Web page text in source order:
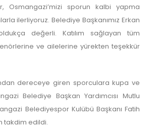
Osmangazi’mizi sporun kalbi yapma
ilerliyoruz. Belediye Başkanımız Erkan
oldukça değerli. Katılım sağlayan tüm
ve ailelerine yürekten teşekkür
dereceye giren sporculara kupa ve
Belediye Başkan Yardımcısı Mutlu
Belediyespor Kulübü Başkanı Fatih
takdim edildi.